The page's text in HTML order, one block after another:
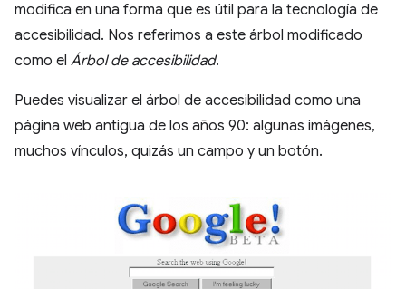
modifica en una forma que es útil para la tecnología de
accesibilidad. Nos referimos a este árbol modificado
como el Árbol de accesibilidad.
Puedes visualizar el árbol de accesibilidad como una
página web antigua de los años 90: algunas imágenes,
muchos vínculos, quizás un campo y un botón.